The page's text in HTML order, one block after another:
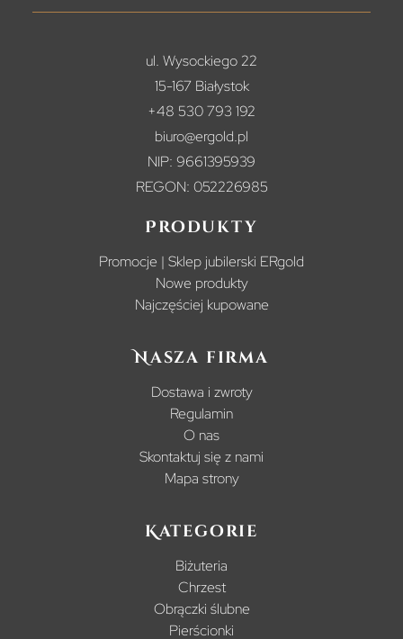
ul. Wysockiego 22
15-167 Białystok
+48 530 793 192
biuro@ergold.pl
NIP: 9661395939
REGON: 052226985
Produkty
Promocje | Sklep jubilerski ERgold
Nowe produkty
Najczęściej kupowane
Nasza firma
Dostawa i zwroty
Regulamin
O nas
Skontaktuj się z nami
Mapa strony
Kategorie
Biżuteria
Chrzest
Obrączki ślubne
Pierścionki